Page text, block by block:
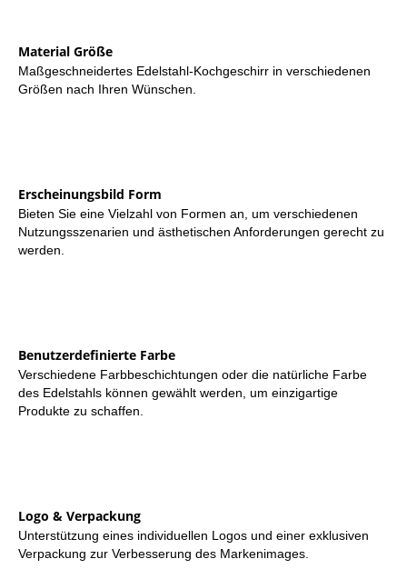
Material Größe
Maßgeschneidertes Edelstahl-Kochgeschirr in verschiedenen
Größen nach Ihren Wünschen.
Erscheinungsbild Form
Bieten Sie eine Vielzahl von Formen an, um verschiedenen
Nutzungsszenarien und ästhetischen Anforderungen gerecht zu
werden.
Benutzerdefinierte Farbe
Verschiedene Farbbeschichtungen oder die natürliche Farbe
des Edelstahls können gewählt werden, um einzigartige
Produkte zu schaffen.
Logo & Verpackung
Unterstützung eines individuellen Logos und einer exklusiven
Verpackung zur Verbesserung des Markenimages.